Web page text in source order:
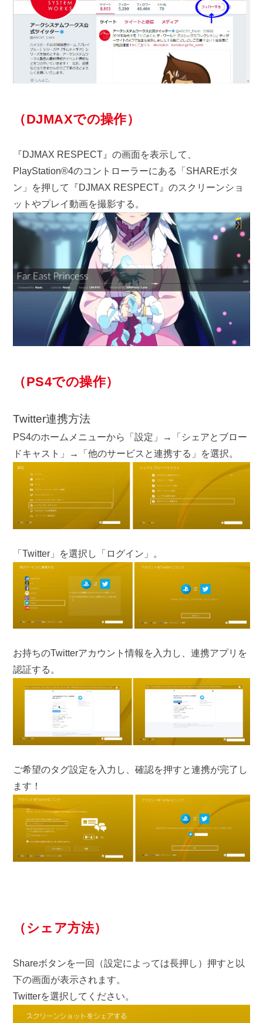
（DJMAXでの操作）
『DJMAX RESPECT』の画面を表示して、
PlayStation®4のコントローラーにある「SHAREボタ
ン」を押して『DJMAX RESPECT』のスクリーンショ
ットやプレイ動画を撮影する。
（PS4での操作）
Twitter連携方法
PS4のホームメニューから「設定」→「シェアとブロー
ドキャスト」→「他のサービスと連携する」を選択。
「Twitter」を選択し「ログイン」。
お持ちのTwitterアカウント情報を入力し、連携アプリを
認証する。
ご希望のタグ設定を入力し、確認を押すと連携が完了し
ます！
（シェア方法）
Shareボタンを一回（設定によっては長押し）押すと以
下の画面が表示されます。
Twitterを選択してください。